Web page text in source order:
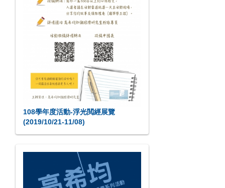
108學年度活動-浮光閲經展覽
(2019/10/21-11/08)